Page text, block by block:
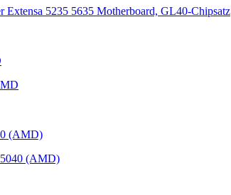
5235 5635 Motherboard, GL40-Chipsatz
(AMD)